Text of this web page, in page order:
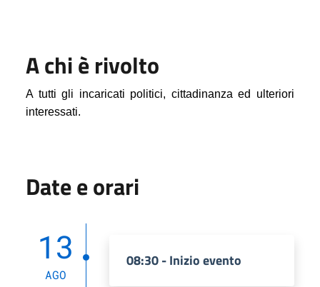
A chi è rivolto
A tutti gli incaricati politici, cittadinanza ed ulteriori
interessati.
Date e orari
13
AGO
08:30 - Inizio evento